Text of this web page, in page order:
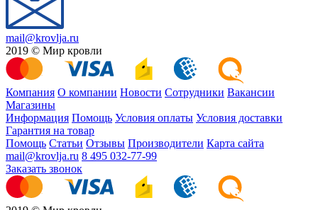
mail@krovlja.ru
2019 © Мир кровли
Компания О компании Новости Сотрудники Вакансии
Магазины
Информация Помощь Условия оплаты Условия доставки
Гарантия на товар
Помощь Статьи Отзывы Производители Карта сайта
mail@krovlja.ru 8 495 032-77-99
Заказать звонок